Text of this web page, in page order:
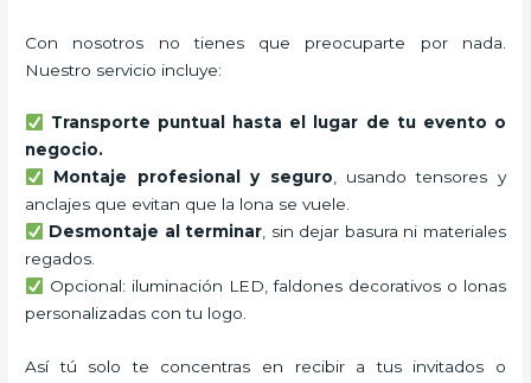
Con nosotros no tienes que preocuparte por nada.
Nuestro servicio incluye:
Transporte puntual hasta el lugar de tu evento o
negocio.
Montaje profesional y seguro, usando tensores y
anclajes que evitan que la lona se vuele.
Desmontaje al terminar, sin dejar basura ni materiales
regados.
Opcional: iluminación LED, faldones decorativos o lonas
personalizadas con tu logo.
Así tú solo te concentras en recibir a tus invitados o